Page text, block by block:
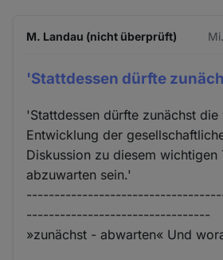
M. Landau (nicht überprüft)
'Stattdessen dürfte
'Stattdessen dürfte zunächst die
Entwicklung der
Diskussion zu diesem wichtigen
abzuwarten sein.'
---------------------------------
»zunächst - abwarten« Und